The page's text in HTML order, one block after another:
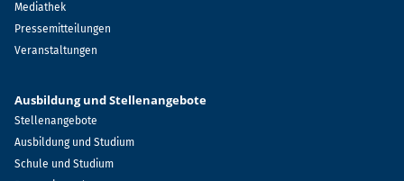
Mediathek
Pressemitteilungen
Veranstaltungen
Ausbildung und Stellenangebote
Stellenangebote
Ausbildung und Studium
Schule und Studium